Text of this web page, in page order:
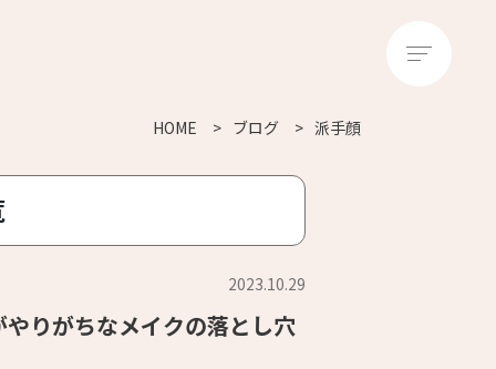
HOME ブログ 派手顔
2023.10.29
りがちなメイクの落とし穴